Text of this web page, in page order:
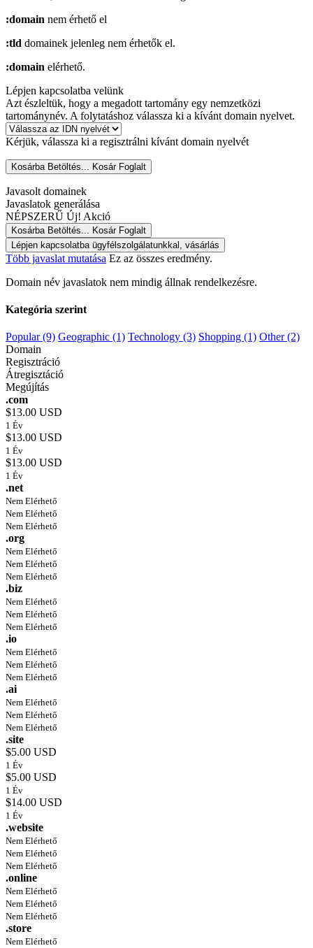
:domain nem érhető el
:tld domainek jelenleg nem érhetők el.
:domain elérhető.
Lépjen kapcsolatba velünk
Azt észleltük, hogy a megadott tartomány egy nemzetközi
tartománynév. A folytatáshoz válassza ki a kívánt domain nyelvet.
Kérjük, válassza ki a regisztrálni kívánt domain nyelvét
Kosárba Betöltés... Kosár Foglalt
Javasolt domainek
Javaslatok generálása
NÉPSZERŰ Új! Akció
Kosárba Betöltés... Kosár Foglalt
Lépjen kapcsolatba ügyfélszolgálatunkkal, vásárlás
Több javaslat mutatása Ez az összes eredmény.
Domain név javaslatok nem mindig állnak rendelkezésre.
Kategória szerint
Popular (9) Geographic (1) Technology (3) Shopping (1) Other (2)
Domain
Regisztráció
Átregisztáció
Megújítás
.com
$13.00 USD
1 Év
$13.00 USD
1 Év
$13.00 USD
1 Év
.net
Nem Elérhető
Nem Elérhető
Nem Elérhető
.org
Nem Elérhető
Nem Elérhető
Nem Elérhető
.biz
Nem Elérhető
Nem Elérhető
Nem Elérhető
.io
Nem Elérhető
Nem Elérhető
Nem Elérhető
.ai
Nem Elérhető
Nem Elérhető
Nem Elérhető
.site
$5.00 USD
1 Év
$5.00 USD
1 Év
$14.00 USD
1 Év
.website
Nem Elérhető
Nem Elérhető
Nem Elérhető
.online
Nem Elérhető
Nem Elérhető
Nem Elérhető
.store
Nem Elérhető